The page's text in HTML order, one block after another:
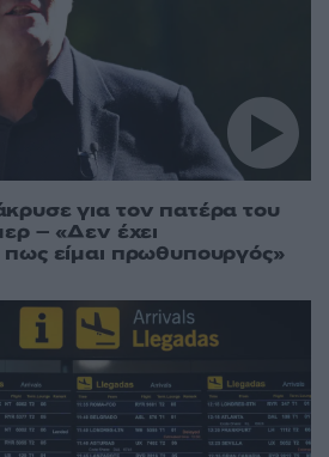
για τον πατέρα του
– «Δεν έχει
πως είμαι πρωθυπουργός»